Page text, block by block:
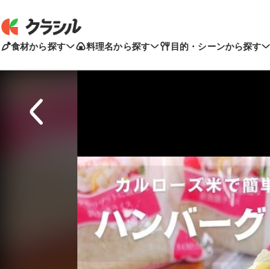
食材から探す 料理名から探す 目的・シーンから探す